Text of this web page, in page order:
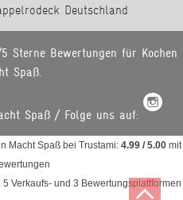
Deutschland
Sterne Bewertungen für Kochen
Spaß.
Spaß / Folge uns auf:
Macht Spaß bei Trustami: 4.99 / 5.00 mit
Verkaufs- und 3 Bewertungsplattformen